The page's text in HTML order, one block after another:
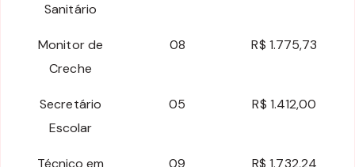
Sanitário
Monitor de
Creche
08 R$ 1.775,73
Secretário
Escolar
05 R$ 1.412,00
Técnico em
09 R$ 1.732,24